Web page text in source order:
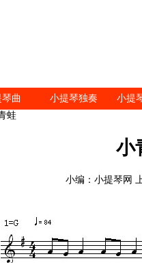
曲 小提琴独奏
小提
蛙
小
小编：小提琴网